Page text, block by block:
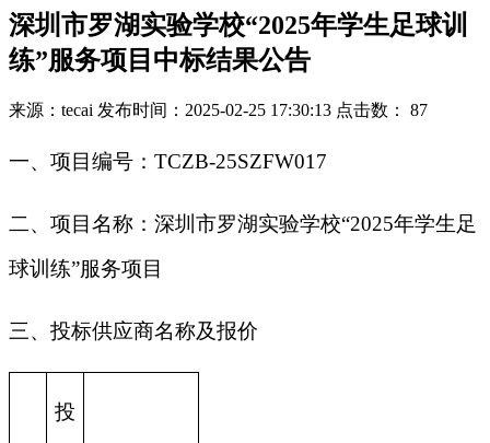
深圳市罗湖实验学校“2025年学生足球训
练”服务项目中标结果公告
来源：tecai 发布时间：2025-02-25 17:30:13 点击数： 87
一、项目编号：TCZB-25SZFW017
二、项目名称：深圳市罗湖实验学校“2025年学生足
球训练”服务项目
三、投标供应商名称及报价
投